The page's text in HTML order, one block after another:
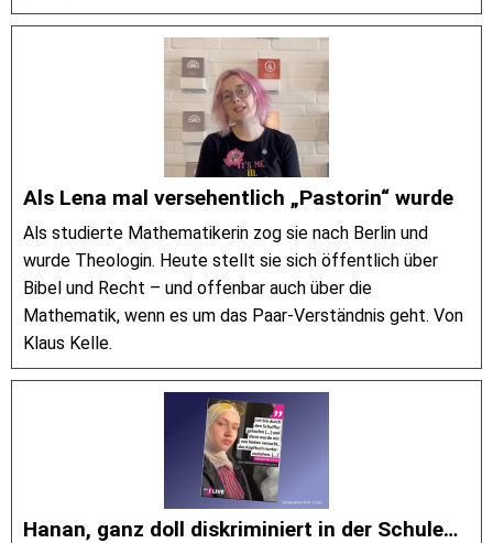
Als Lena mal versehentlich „Pastorin“ wurde
Als studierte Mathematikerin zog sie nach Berlin und
wurde Theologin. Heute stellt sie sich öffentlich über
Bibel und Recht – und offenbar auch über die
Mathematik, wenn es um das Paar-Verständnis geht. Von
Klaus Kelle.
Hanan, ganz doll diskriminiert in der Schule…